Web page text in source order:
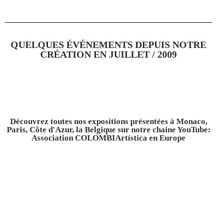
QUELQUES ÉVÉNEMENTS DEPUIS NOTRE
CRÉATION EN JUILLET / 2009
Découvrez toutes nos expositions présentées à Monaco,
Paris, Côte d'Azur, la Belgique sur notre chaine YouTube:
Association COLOMBIArtística en Europe